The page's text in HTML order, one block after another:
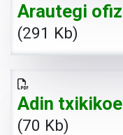
Arautegi
(291 Kb)
Adin
(70 Kb)